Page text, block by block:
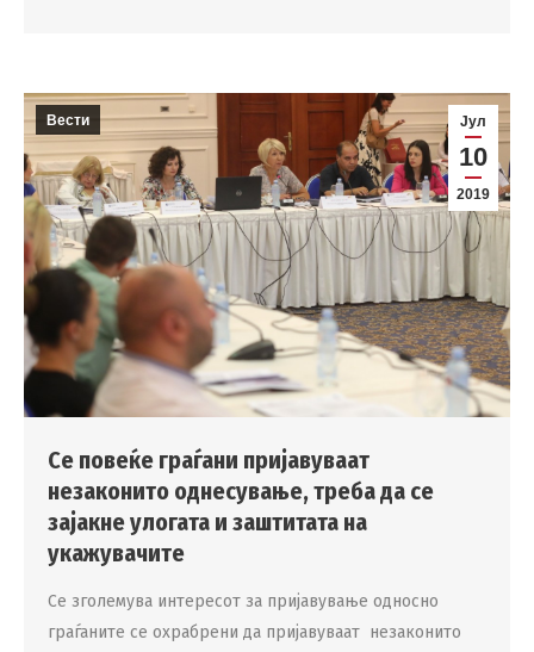
Јул
10
2019
Вести
Се повеќе граѓани пријавуваат
незаконито однесување, треба да се
зајакне улогата и заштитата на
укажувачите
Се зголемува интересот за пријавување односно
граѓаните се охрабрени да пријавуваат незаконито